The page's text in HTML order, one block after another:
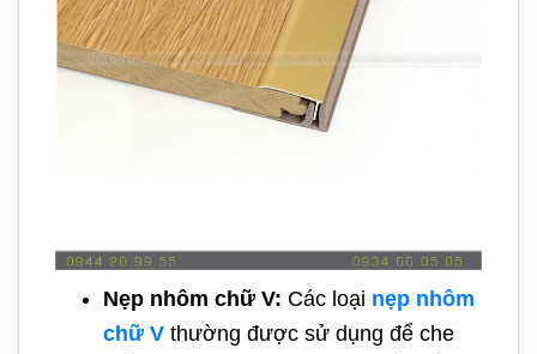
Nẹp nhôm chữ V: Các loại nẹp nhôm
chữ V thường được sử dụng để che